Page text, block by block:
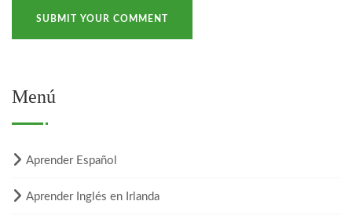
Menú
Aprender Español
Aprender Inglés en Irlanda